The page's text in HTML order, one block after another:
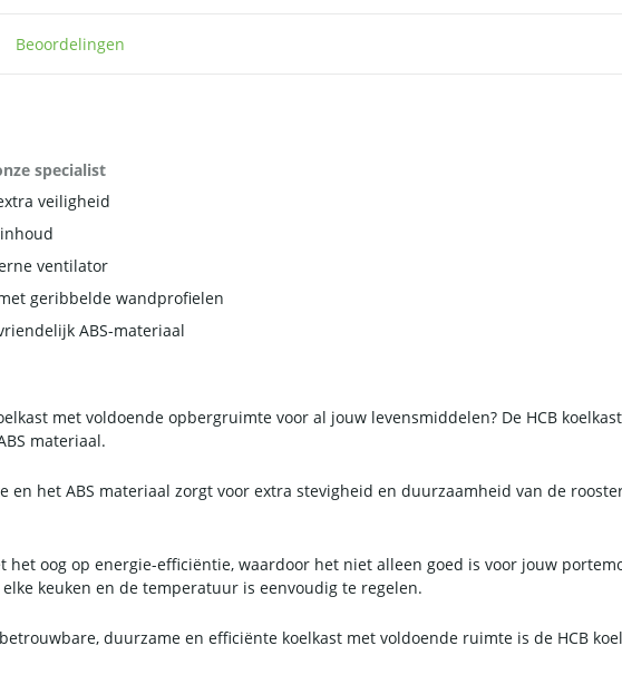
Beoordelingen
specialist
veiligheid
ventilator
geribbelde wandprofielen
ABS-materiaal
met voldoende opbergruimte voor al jouw levensmiddelen? De HCB
materiaal.
en het ABS materiaal zorgt voor extra stevigheid en duurzaamheid van de
het oog op energie-efficiëntie, waardoor het niet alleen goed is voor jouw
keuken en de temperatuur is eenvoudig te regelen.
duurzame en efficiënte koelkast met voldoende ruimte is de HCB